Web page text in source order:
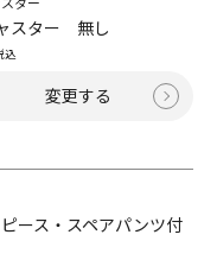
スター 無し
込
変更する
ース・スペアパンツ付